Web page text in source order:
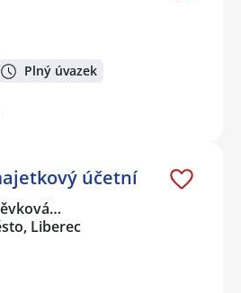
Plný úvazek
účetní
Liberec